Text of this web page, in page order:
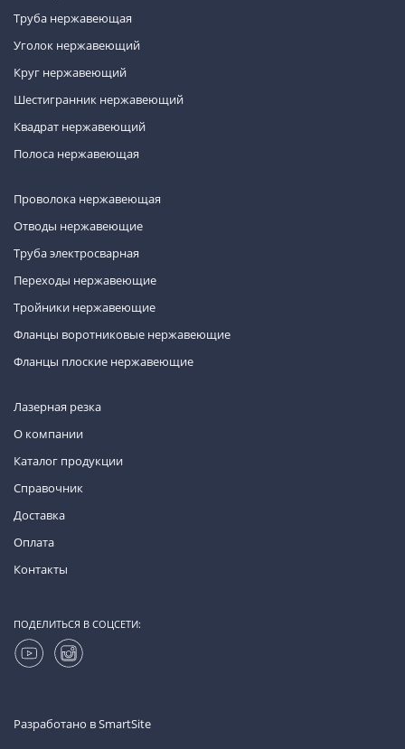
Труба нержавеющая
Уголок нержавеющий
Круг нержавеющий
Шестигранник нержавеющий
Квадрат нержавеющий
Полоса нержавеющая
Проволока нержавеющая
Отводы нержавеющие
Труба электросварная
Переходы нержавеющие
Тройники нержавеющие
Фланцы воротниковые нержавеющие
Фланцы плоские нержавеющие
Лазерная резка
О компании
Каталог продукции
Справочник
Доставка
Оплата
Контакты
ПОДЕЛИТЬСЯ В СОЦСЕТИ:
Разработано вSmartSite